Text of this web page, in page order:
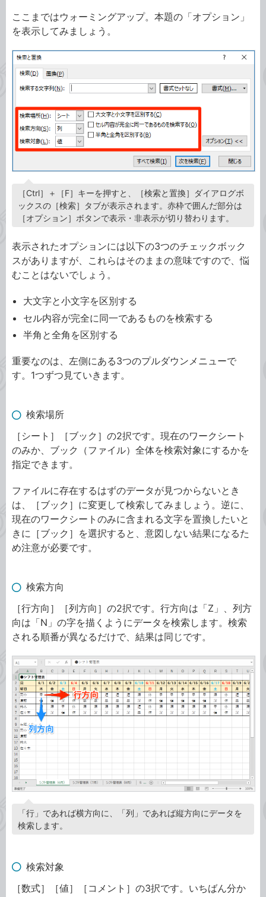
ここまではウォーミングアップ。本題の「オプション」
を表示してみましょう。
［Ctrl］＋［F］キーを押すと、［検索と置換］ダイアログボ
ックスの［検索］タブが表示されます。赤枠で囲んだ部分は
［オプション］ボタンで表示・非表示が切り替わります。
表示されたオプションには以下の3つのチェックボック
スがありますが、これらはそのままの意味ですので、悩
むことはないでしょう。
大文字と小文字を区別する
セル内容が完全に同一であるものを検索する
半角と全角を区別する
重要なのは、左側にある3つのプルダウンメニューで
す。1つずつ見ていきます。
検索場所
［シート］［ブック］の2択です。現在のワークシート
のみか、ブック（ファイル）全体を検索対象にするかを
指定できます。
ファイルに存在するはずのデータが見つからないとき
は、［ブック］に変更して検索してみましょう。逆に、
現在のワークシートのみに含まれる文字を置換したいと
きに［ブック］を選択すると、意図しない結果になるた
め注意が必要です。
検索方向
［行方向］［列方向］の2択です。行方向は「Z」、列方
向は「N」の字を描くようにデータを検索します。検索
される順番が異なるだけで、結果は同じです。
「行」であれば横方向に、「列」であれば縦方向にデータを
検索します。
検索対象
［数式］［値］［コメント］の3択です。いちばん分か